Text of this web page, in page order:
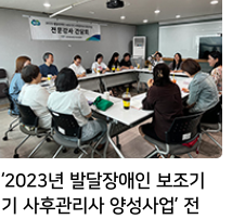
‘2023년 발달장애인 보조기
기 사후관리사 양성사업’ 전